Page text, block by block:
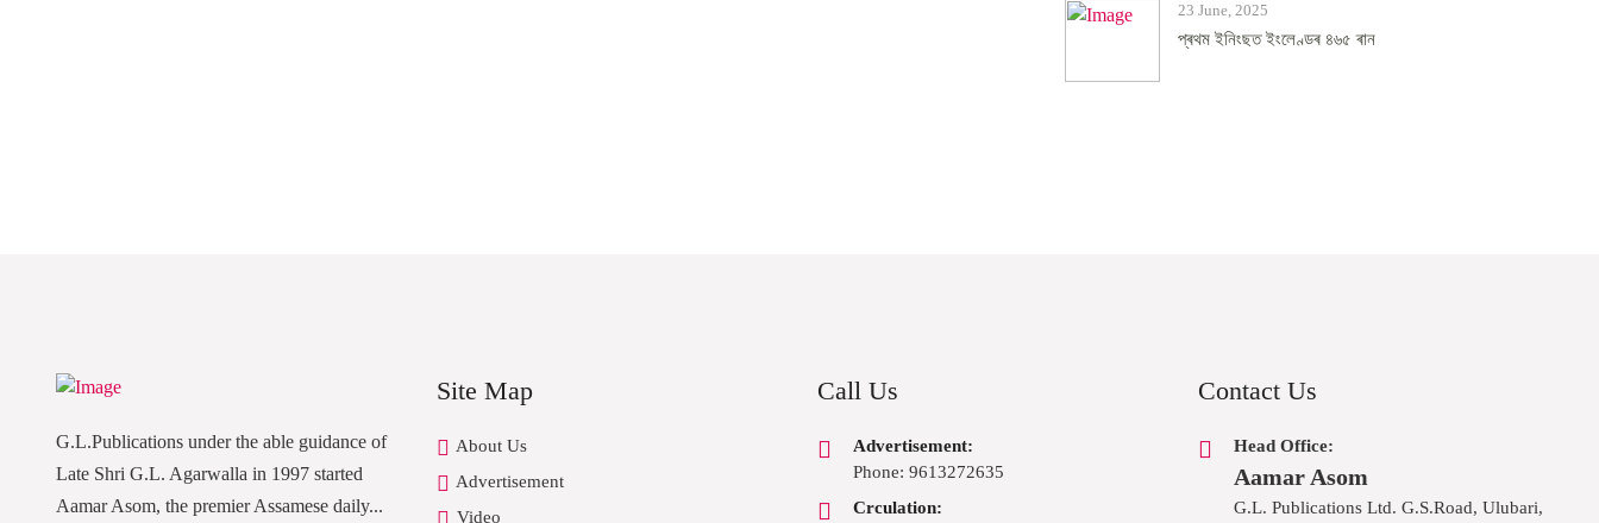
23 June, 2025
প্ৰথম ইনিংছত ইংলেণ্ডৰ ৪৬৫ ৰান
G.L.Publications under the able guidance of
Late Shri G.L. Agarwalla in 1997 started
Aamar Asom, the premier Assamese daily...
Site Map
About Us
Advertisement
Video
Call Us
Advertisement:
Phone: 9613272635
Crculation:
Contact Us
Head Office:
Aamar Asom
G.L. Publications Ltd. G.S.Road, Ulubari,